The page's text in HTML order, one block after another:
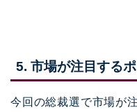
5. 市場が注目する
今回の総裁選で市場が